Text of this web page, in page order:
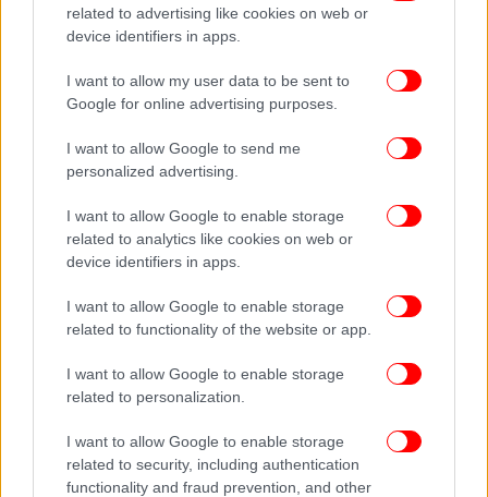
related to advertising like cookies on web or
device identifiers in apps.
I want to allow my user data to be sent to
Google for online advertising purposes.
I want to allow Google to send me
personalized advertising.
I want to allow Google to enable storage
related to analytics like cookies on web or
device identifiers in apps.
I want to allow Google to enable storage
related to functionality of the website or app.
I want to allow Google to enable storage
related to personalization.
I want to allow Google to enable storage
related to security, including authentication
functionality and fraud prevention, and other
πρώτοι όλες τις ειδήσεις
από την Ελλάδα και τον Κόσμο,
ΔΙΑΒΑΣΤΕ ΠΕΡΙΣΣΟΤΕΡΑ ΒΛΆΝΤΙΜΙΡ ΠΟΎΤΙΝ